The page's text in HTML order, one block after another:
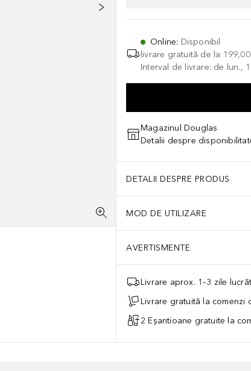
Online: Disponibil
livrare gratuită de la
Interval de livrare: de lun.,
Magazinul Douglas
Detalii despre
DETALII DESPRE PRODUS
MOD DE UTILIZARE
AVERTISMENTE
Livrare aprox. 1–3 zile
Livrare gratuită la comenzi
2 Eșantioane gratuite la